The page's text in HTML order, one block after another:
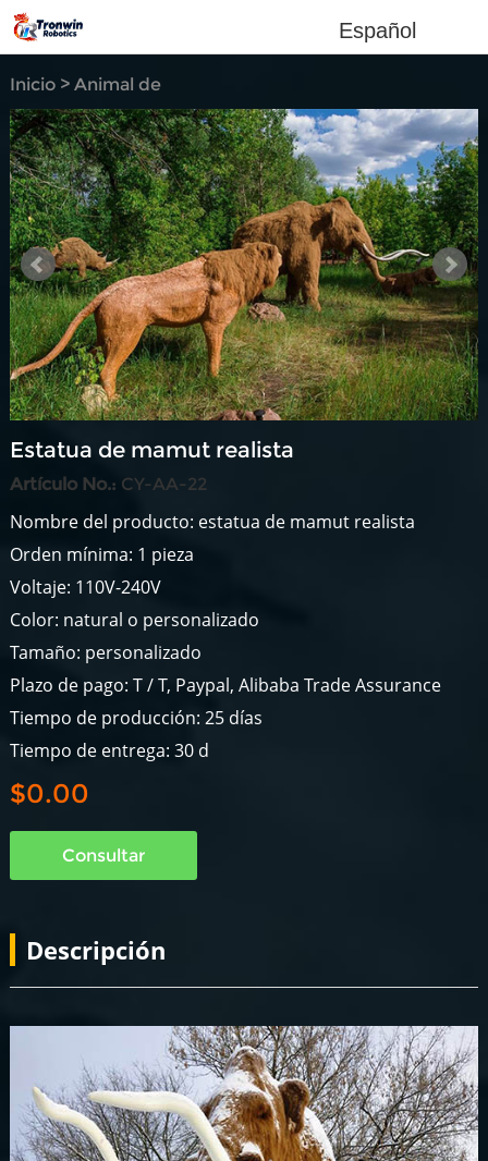
Español
Inicio> Animal de
simulación
Estatua de mamut realista
Artículo No.: CY-AA-22
Nombre del producto: estatua de mamut realista
Orden mínima: 1 pieza
Voltaje: 110V-240V
Color: natural o personalizado
Tamaño: personalizado
Plazo de pago: T / T, Paypal, Alibaba Trade Assurance
Tiempo de producción: 25 días
Tiempo de entrega: 30 d
$0.00
Consultar
Descripción